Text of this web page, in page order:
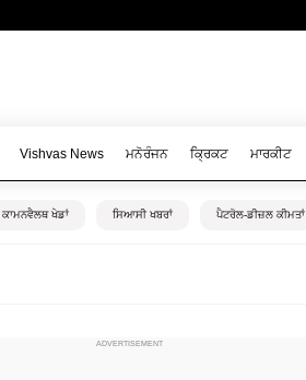
Vishvas News ਮਨੋਰੰਜਨ ਕ੍ਰਿਕਟ ਮਾਰਕੀਟ
ਕਾਮਨਵੈਲਥ ਖੇਡਾਂ ਸਿਆਸੀ ਖਬਰਾਂ ਪੈਟਰੋਲ-ਡੀਜ਼ਲ ਕੀਮਤਾਂ